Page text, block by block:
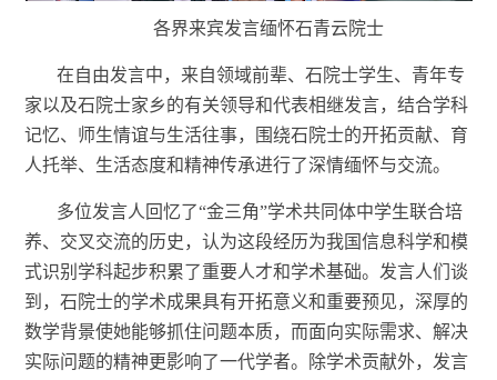
各界来宾发言缅怀石青云院士
在自由发言中，来自领域前辈、石院士学生、青年专
家以及石院士家乡的有关领导和代表相继发言，结合学科
记忆、师生情谊与生活往事，围绕石院士的开拓贡献、育
人托举、生活态度和精神传承进行了深情缅怀与交流。
多位发言人回忆了“金三角”学术共同体中学生联合培
养、交叉交流的历史，认为这段经历为我国信息科学和模
式识别学科起步积累了重要人才和学术基础。发言人们谈
到，石院士的学术成果具有开拓意义和重要预见，深厚的
数学背景使她能够抓住问题本质，而面向实际需求、解决
实际问题的精神更影响了一代学者。除学术贡献外，发言